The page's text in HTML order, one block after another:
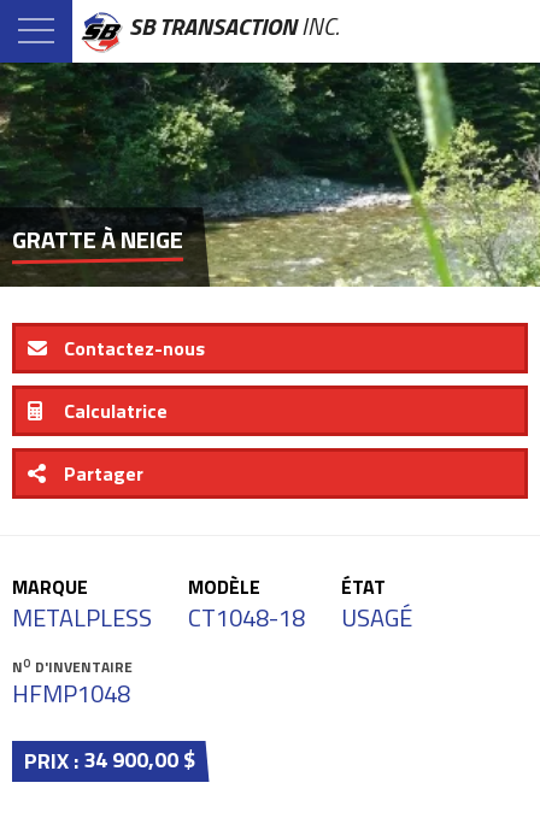
SB TRANSACTIONINC.
GRATTE À NEIGE
Contactez-nous
Calculatrice
Partager
MARQUE
METALPLESS
MODÈLE
CT1048-18
ÉTAT
USAGÉ
NO D'INVENTAIRE
HFMP1048
PRIX :34 900,00 $